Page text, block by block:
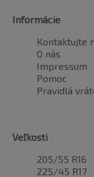
Informácie
Kontaktujte
O nás
Impressum
Pomoc
Pravidlá
Veľkosti
205/55 R16
225/45 R17